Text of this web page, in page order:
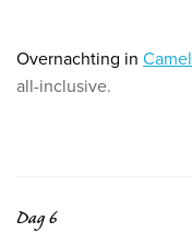
Overnachting in
all-inclusive.
Dag 6